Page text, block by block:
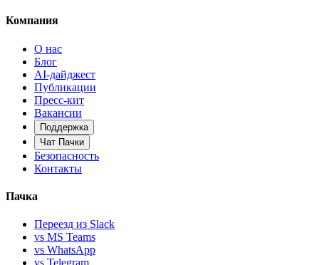
Компания
О нас
Блог
AI-дайджест
Публикации
Пресс-кит
Вакансии
Поддержка
Чат Пачки
Безопасность
Контакты
Пачка
Переезд из Slack
vs MS Teams
vs WhatsApp